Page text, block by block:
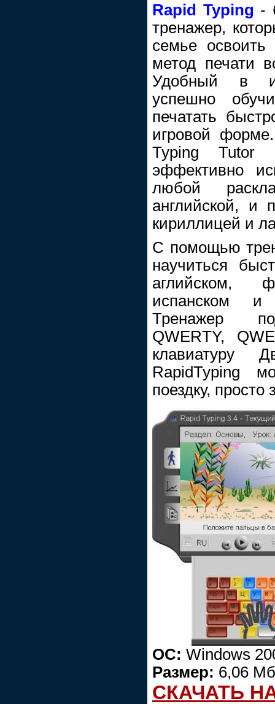
Rapid Typing -
тренажер,
семье освоить
метод печати
Удобный в
успешно
печатать
игровой
Typing Tutor
эффективно
любой
английской, и
кириллицей и
С помощью
научиться
аглийском,
испанском и
Тренажер
QWERTY,
клавиатуру
RapidTyping
поездку,
ОС: Windows
Размер: 6,06
СКАЧАТЬ